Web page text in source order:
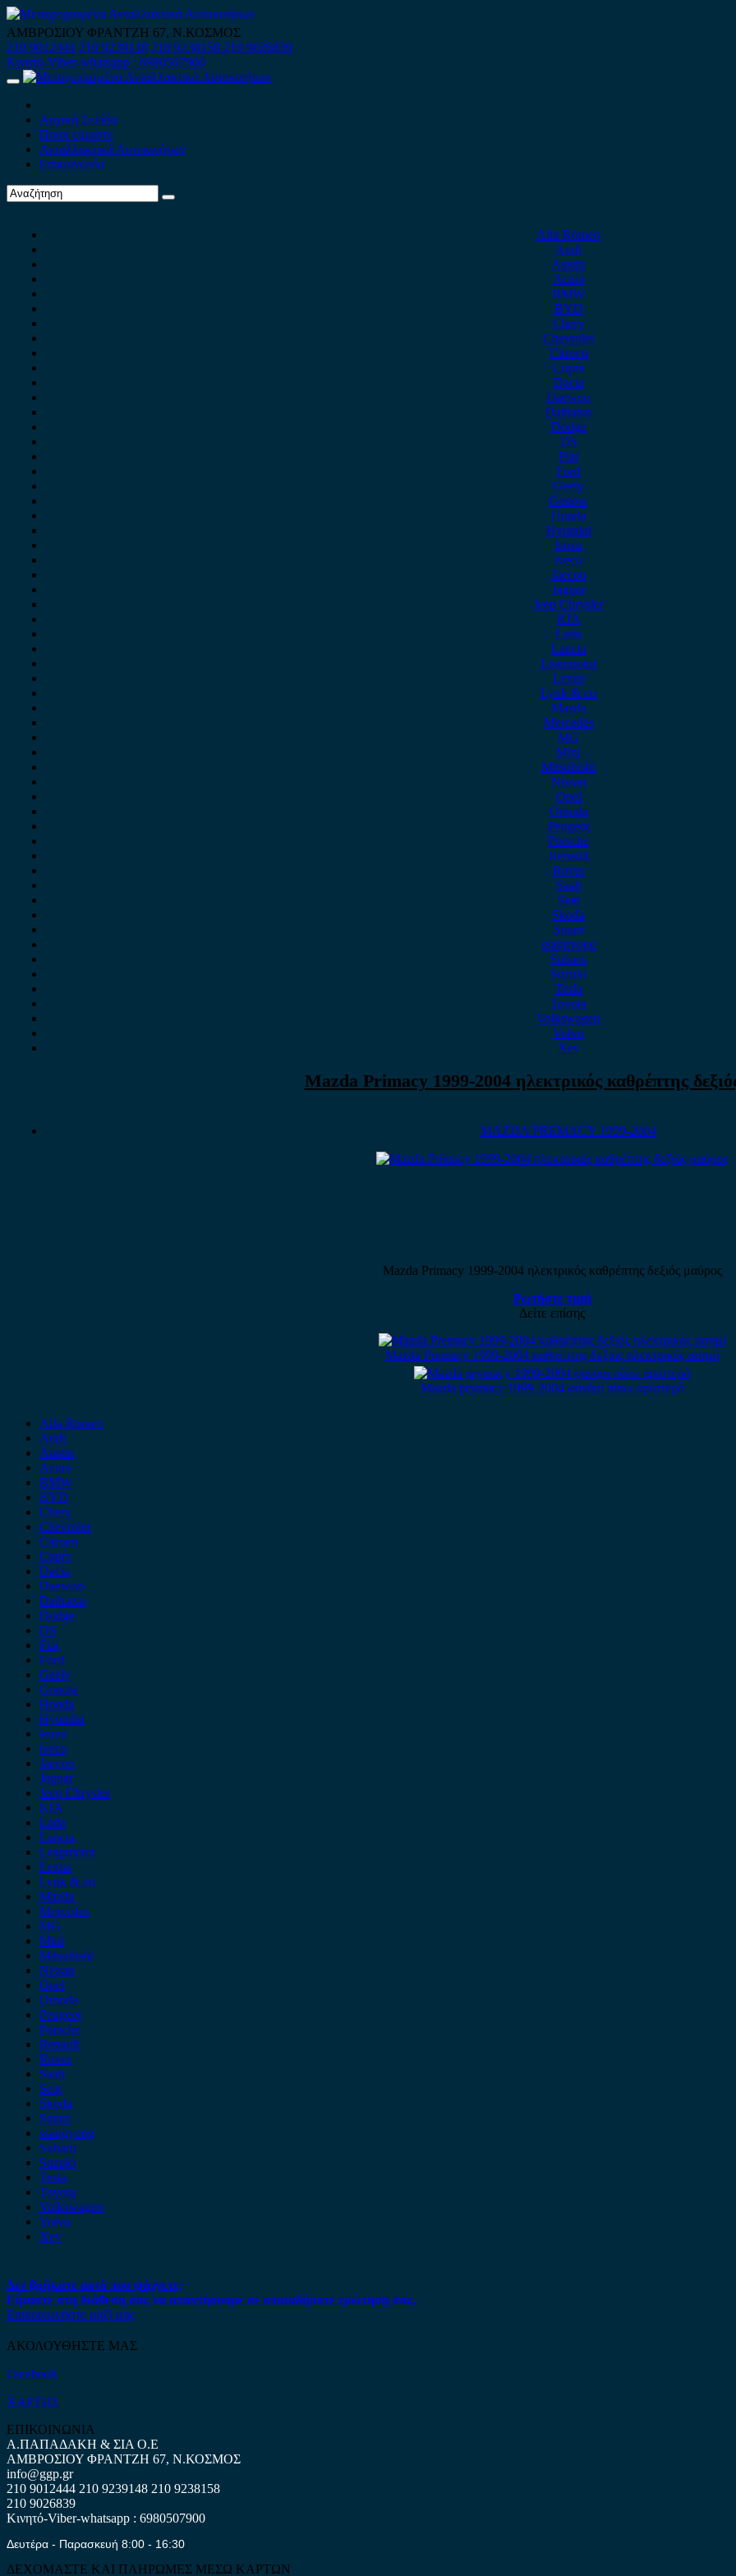
Skip
to
content
ΑΜΒΡΟΣΙΟΥ ΦΡΑΝΤΖΗ 67, Ν.ΚΟΣΜΟΣ
210 9012444 210 9239148 210 9238158 210 9026839
Κινητό-Viber-whatsapp : 6980507900
Primary
Αρχική Σελίδα
Ποιοί είμαστε
Ανταλλακτικά Αυτοκινήτων
Επικοινωνία
Alfa Romeo
Audi
Austin
Acura
BMW
BYD
Chery
Chevrolet
Citroen
Cupra
Dacia
Daewoo
Daihatsu
Dodge
DS
Fiat
Ford
Geely
Gonow
Honda
Hyundai
Isuzu
iveco
Jaecoo
Jaguar
Jeep Chrysler
KIA
Lada
Lancia
Leapmotor
Lexus
Lynk & co
Mazda
Mercedes
MG
Mini
Mitsubishi
Nissan
Opel
Omoda
Peugeot
Porsche
Renault
Rover
Saab
Seat
Skoda
Smart
ssangyong
Subaru
Suzuki
Tesla
Toyota
Volkswagen
Volvo
Xev
Mazda Primacy 1999-2004 ηλεκτρικός καθρέπτης
MAZDA PREMACY 1999-2004
Mazda Primacy 1999-2004 ηλεκτρικός καθρέπτης δεξιός μαύρος
Ρωτήστε τιμή
Δείτε επίσης
Mazda Premacy 1999-2004 καθρέπτης δεξιός ηλεκτρικός ασημί
Mazda prymacy 1999-2004 φανάρι πίσω αριστερό
Alfa Romeo
Audi
Austin
Acura
BMW
BYD
Chery
Chevrolet
Citroen
Cupra
Dacia
Daewoo
Daihatsu
Dodge
DS
Fiat
Ford
Geely
Gonow
Honda
Hyundai
Isuzu
iveco
Jaecoo
Jaguar
Jeep Chrysler
KIA
Lada
Lancia
Leapmotor
Lexus
Lynk & co
Mazda
Mercedes
MG
Mini
Mitsubishi
Nissan
Opel
Omoda
Peugeot
Porsche
Renault
Rover
Saab
Seat
Skoda
Smart
ssangyong
Subaru
Suzuki
Tesla
Toyota
Volkswagen
Volvo
Xev
Δεν βρήκατε αυτό που ψάχνετε;
Είμαστε στη διάθεση σας να απαντήσουμε σε οποιαδήποτε ερώτηση σας.
Επικοινωνήστε μαζί μας
ΑΚΟΛΟΥΘΗΣΤΕ ΜΑΣ
Facebook
ΧΑΡΤΗΣ
ΕΠΙΚΟΙΝΩΝΙΑ
Α.ΠΑΠΑΔΑΚΗ & ΣΙΑ Ο.Ε
ΑΜΒΡΟΣΙΟΥ ΦΡΑΝΤΖΗ 67, Ν.ΚΟΣΜΟΣ
info@ggp.gr
210 9012444 210 9239148 210 9238158
210 9026839
Κινητό-Viber-whatsapp : 6980507900
Δευτέρα - Παρασκευή 8:00 - 16:30
ΔΕΧΟΜΑΣΤΕ ΚΑΙ ΠΛΗΡΩΜΕΣ ΜΕΣΩ ΚΑΡΤΩΝ